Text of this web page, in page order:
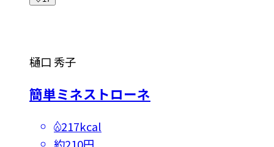
樋口 秀子
簡単ミネストローネ
217kcal
約210円